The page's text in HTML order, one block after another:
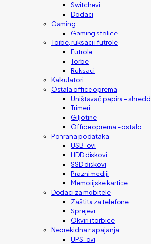
Switchevi
Dodaci
Gaming
Gaming stolice
Torbe, ruksaci i futrole
Futrole
Torbe
Ruksaci
Kalkulatori
Ostala office oprema
Uništavač papira –
Trimeri
Giljotine
Office oprema – ostalo
Pohrana podataka
USB-ovi
HDD diskovi
SSD diskovi
Prazni mediji
Memorijske kartice
Dodaci za mobitele
Zaštita za telefone
Sprejevi
Okviri i torbice
Neprekidna napajanja
UPS-ovi